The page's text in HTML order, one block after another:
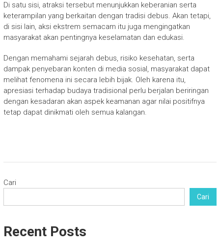
Di satu sisi, atraksi tersebut menunjukkan keberanian serta
keterampilan yang berkaitan dengan tradisi debus. Akan tetapi,
di sisi lain, aksi ekstrem semacam itu juga mengingatkan
masyarakat akan pentingnya keselamatan dan edukasi.
Dengan memahami sejarah debus, risiko kesehatan, serta
dampak penyebaran konten di media sosial, masyarakat dapat
melihat fenomena ini secara lebih bijak. Oleh karena itu,
apresiasi terhadap budaya tradisional perlu berjalan beriringan
dengan kesadaran akan aspek keamanan agar nilai positifnya
tetap dapat dinikmati oleh semua kalangan.
Cari
Cari
Recent Posts